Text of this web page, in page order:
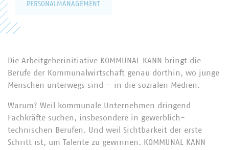
PERSONALMANAGEMENT
Die Arbeitgeberinitiative KOMMUNAL KANN bringt die
Berufe der Kommunalwirtschaft genau dorthin, wo junge
Menschen unterwegs sind – in die sozialen Medien.
Warum? Weil kommunale Unternehmen dringend
Fachkräfte suchen, insbesondere in gewerblich-
technischen Berufen. Und weil Sichtbarkeit der erste
Schritt ist, um Talente zu gewinnen. KOMMUNAL KANN